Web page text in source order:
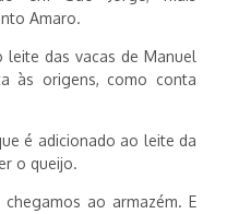
Amaro.
das vacas de Manuel
às origens, como conta
é adicionado ao leite da
o queijo.
ao armazém. E